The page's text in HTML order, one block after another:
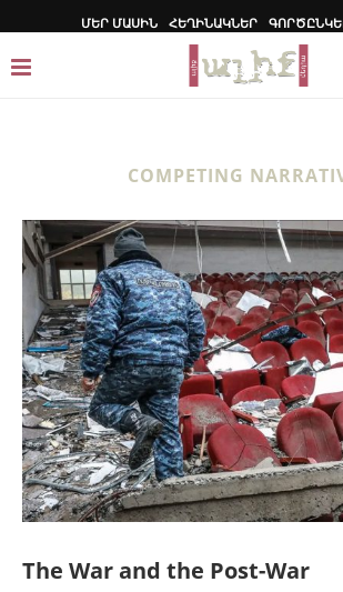
ՄԵՐ ՄԱՍԻՆ ՀԵՂԻՆԱԿՆԵՐ
COMPETING
The War and the Post-War